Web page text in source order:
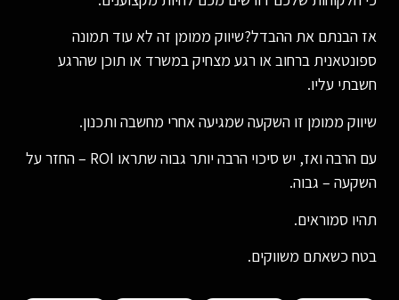
אז הבנתם את ההבדל?שיווק ממומן זה לא עוד תמונה
ספונטאנית ברחוב או רגע מצחיק במשרד או תוכן שהרגע
חשבתי עליו.
שיווק ממומן זו השקעה שמגיעה אחרי מחשבה ותכנון.
עם הרבה ואז, יש סיכוי הרבה יותר גבוה שתראו ROI – החזר על
השקעה – גבוה.
תהיו סמוראים.
בטח כשאתם משווקים.